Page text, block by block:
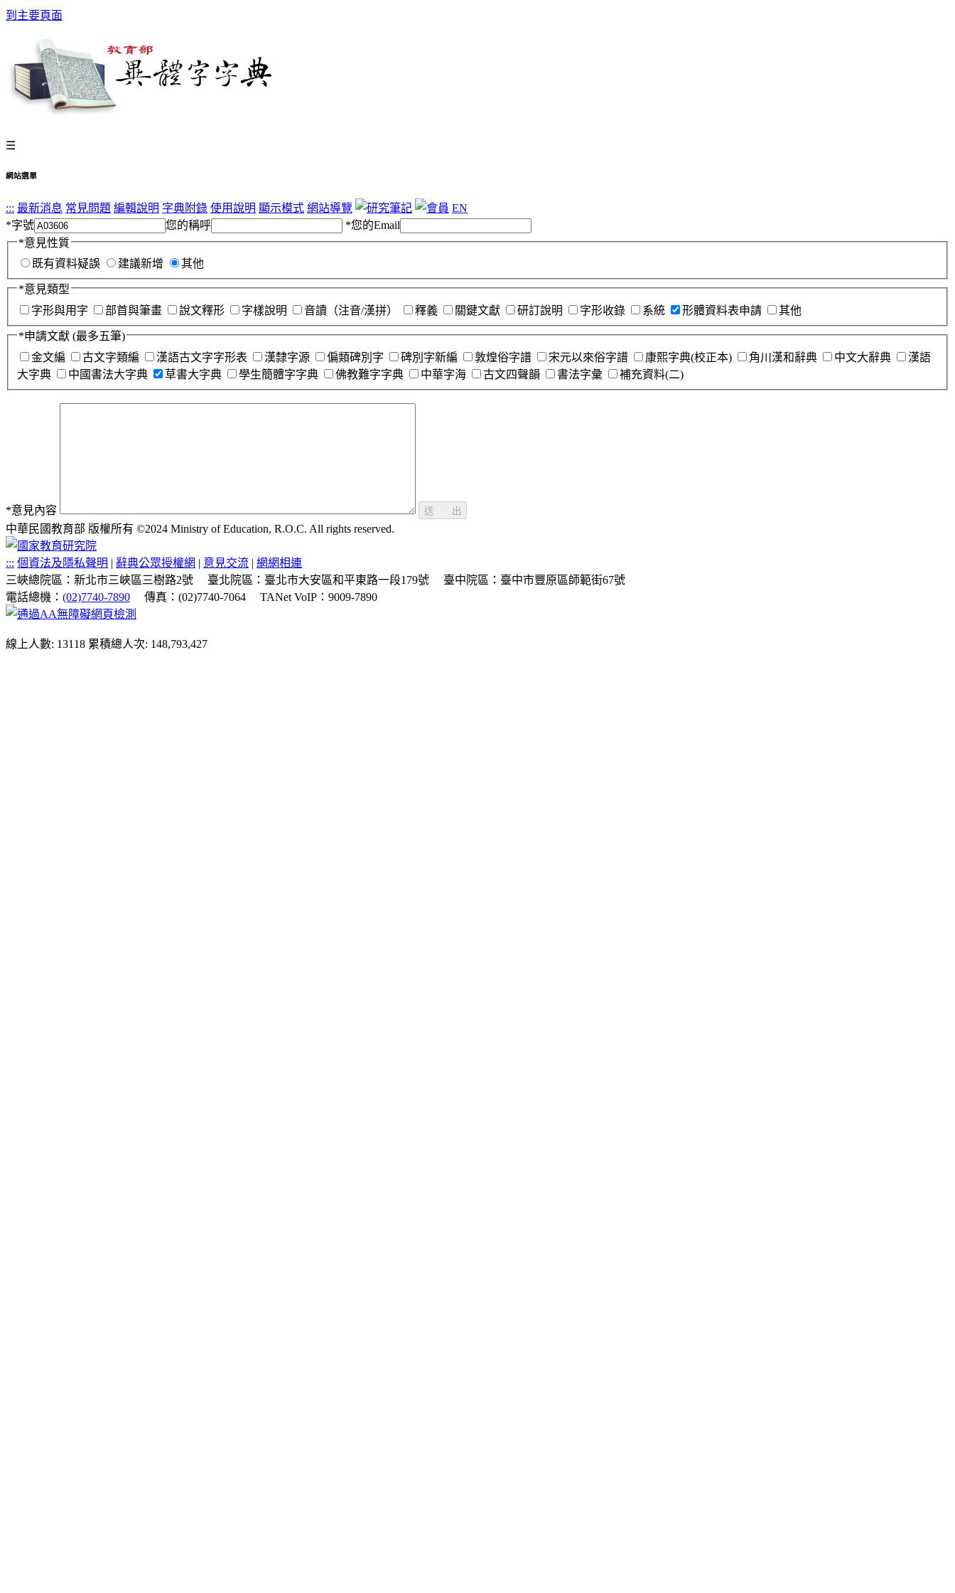
到主要頁面
☰
網站選單
::: 最新消息 常見問題 編輯說明 字典附錄 使用說明 顯示模式 網站導覽
EN
*字號 您的稱呼 *您的Email
*意見性質
既有資料疑誤
建議新增 其他
*意見類型
字形與用字
部首與筆畫 說文釋形 字樣說明 音讀（注音/漢拼） 釋義 關鍵文獻 研訂說明 字形收錄 系統 形體資料表申請 其他
*申請文獻 (最多五筆)
金文編
古文字類編 漢語古文字字形表 漢隸字源 偏類碑別字 碑別字新編 敦煌俗字譜 宋元以來俗字譜 康熙字典(校正本) 角川漢和辭典 中文大辭典
漢語
大字典
中國書法大字典 草書大字典 學生簡體字字典 佛教難字字典 中華字海 古文四聲韻 書法字彙 補充資料(二)
*意見內容 送 出
中華民國教育部 版權所有 ©2024 Ministry of Education, R.O.C. All rights reserved.
::: 個資法及隱私聲明 | 辭典公眾授權網 | 意見交流 | 網網相連
三峽總院區：新北市三峽區三樹路2號
臺北院區：臺北市大安區和平東路一段179號
臺中院區：臺中市豐原區師範街67號
電話總機： (02)7740-7890 傳真：(02)7740-7064 TANet VoIP：9009-7890
線上人數: 13118 累積總人次: 148,793,427